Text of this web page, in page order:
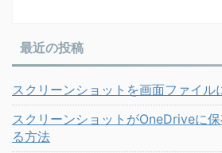
最近の投稿
スクリーンショットを画面ファイル
スクリーンショットがOneDriveに
る方法